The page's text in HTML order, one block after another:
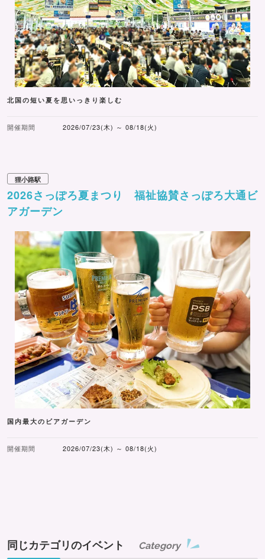
北国の短い夏を思いっきり楽しむ
開催期間 2026/07/23(木) ～ 08/18(火)
狸小路駅
2026さっぽろ夏まつり 福祉協賛さっぽろ大通ビ
アガーデン
国内最大のビアガーデン
開催期間 2026/07/23(木) ～ 08/18(火)
同じカテゴリのイベント Category